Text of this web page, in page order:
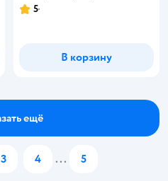
Рейтинг:
5
В корзину
ещё
3 4 ... 5